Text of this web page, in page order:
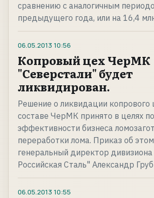
сравнению с аналогичным
предыдущего года, или на 16,4
06.05.2013 10:56
Копровый цех ЧерМК
"Северстали" будет
ликвидирован.
Решение о ликвидации копрового
составе ЧерМК принято в целях
эффективности бизнеса
переработки лома. Приказ об
генеральный директор
Российская Сталь" Александр
06.05.2013 10:55